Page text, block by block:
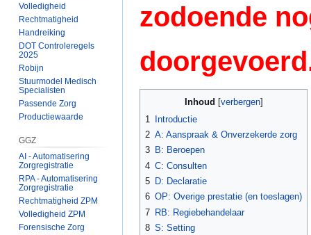
zodoende
Inhoud
1
Introductie
2 A: Aanspraak & Onverzekerde zorg
3 B: Beroepen
4 C: Consulten
5 D: Declaratie
6 OP: Overige prestatie (en toeslagen)
7 RB: Regiebehandelaar
8 S: Setting
Volledigheid
Rechtmatigheid
Handreiking
DOT Controleregels
2025
Robijn
Stuurmodel Medisch
Specialisten
Passende Zorg
Productiewaarde
GGZ
AI - Automatisering
Zorgregistratie
RPA - Automatisering
Zorgregistratie
Rechtmatigheid ZPM
Volledigheid ZPM
Forensische Zorg